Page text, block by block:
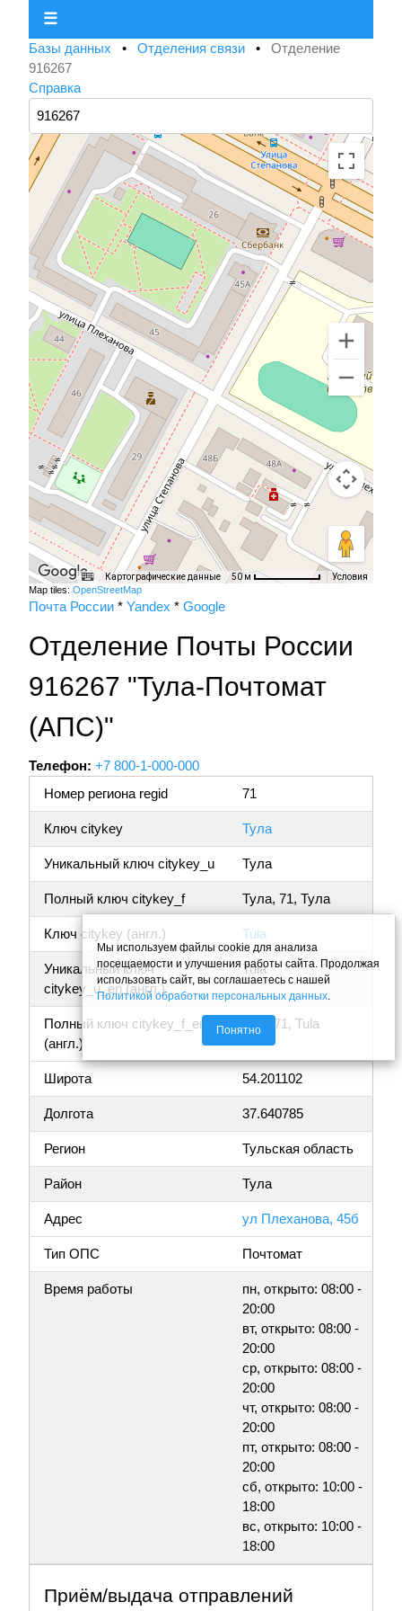
☰
Базы данных • Отделения связи • Отделение
916267
Справка
Картографические данные 50 м Условия
Map tiles: OpenStreetMap
Почта России * Yandex * Google
Отделение Почты России
916267 "Тула-Почтомат
(АПС)"
Телефон: +7 800-1-000-000
Номер региона regid
71
Ключ citykey Тула
Уникальный ключ citykey_u Тула
Полный ключ citykey_f Тула, 71, Тула
Ключ citykey (англ.) Tula
Уникальный ключ
citykey_u_en (англ.)
Tula
Полный ключ citykey_f_en
(англ.)
Tula, 71, Tula
Широта 54.201102
Долгота 37.640785
Регион Тульская область
Район Тула
Адрес ул Плеханова, 45б
Тип ОПС Почтомат
Время работы
пн, открыто: 08:00 -
20:00
вт, открыто: 08:00 -
20:00
ср, открыто: 08:00 -
20:00
чт, открыто: 08:00 -
20:00
пт, открыто: 08:00 -
20:00
сб, открыто: 10:00 -
18:00
вс, открыто: 10:00 -
18:00
Приём/выдача отправлений
Мы используем файлы cookie для анализа
посещаемости и улучшения работы сайта. Продолжая
использовать сайт, вы соглашаетесь с нашей
Политикой обработки персональных данных.
Понятно